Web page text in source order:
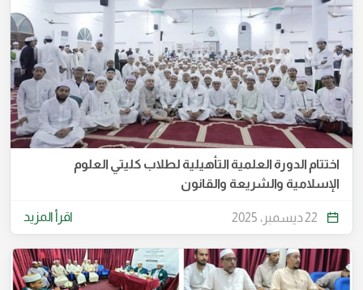
اختتام الدورة العلمية التأهيلية لطلاب كليتي العلوم
الإسلامية والشريعة والقانون
22 ديسمبر، 2025 اقرأ المزيد